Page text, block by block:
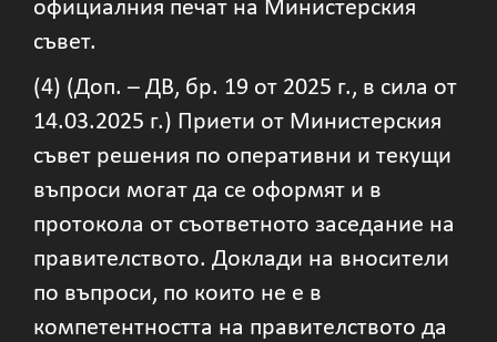
официалния печат на Министерския
съвет.
(4) (Доп. – ДВ, бр. 19 от 2025 г., в сила от
14.03.2025 г.) Приети от Министерския
съвет решения по оперативни и текущи
въпроси могат да се оформят и в
протокола от съответното заседание на
правителството. Доклади на вносители
по въпроси, по които не е в
компетентността на правителството да